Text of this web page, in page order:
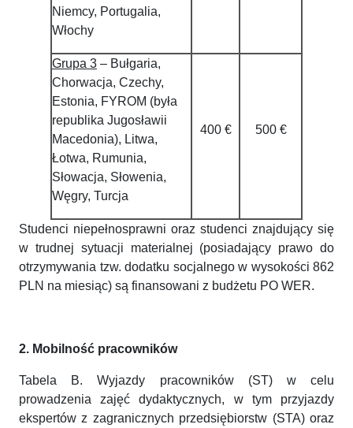
Niemcy, Portugalia,
Włochy
Grupa 3 – Bułgaria,
Chorwacja, Czechy,
Estonia, FYROM (była
republika Jugosławii
Macedonia), Litwa,
Łotwa, Rumunia,
Słowacja, Słowenia,
Węgry, Turcja
400 € 500 €
Studenci niepełnosprawni oraz studenci znajdujący się
w trudnej sytuacji materialnej (posiadający prawo do
otrzymywania tzw. dodatku socjalnego w wysokości 862
PLN na miesiąc) są finansowani z budżetu PO WER.
2. Mobilność pracowników
Tabela B. Wyjazdy pracowników (ST) w celu
prowadzenia zajęć dydaktycznych, w tym przyjazdy
ekspertów z zagranicznych przedsiębiorstw (STA) oraz